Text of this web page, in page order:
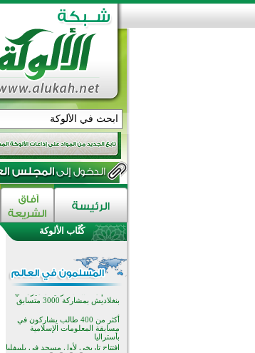
كُتَّاب الألوكة
اختتام الدورة التاسعة لمسابقة حفظ
وتلاوة القرآن الكريم في أزناكاييف
تيسليتش تختتم برنامجا تعليميا لتعزيز
القيم وبناء الشخصية للشباب
المسلمين
اختتام منافسات قرآنية متميزة في
أكثر من 400 طالب يشاركون في
مسابقة المعلومات الإسلامية
بأستراليا
افتتاح تاريخي لأول مسجد في بلييفليا
بالجبل الأسود منذ أكثر من قرن
منطقة ريبوفسي تحتفل بميلاد
مسجد جديد في أجواء إيمانية مميزة